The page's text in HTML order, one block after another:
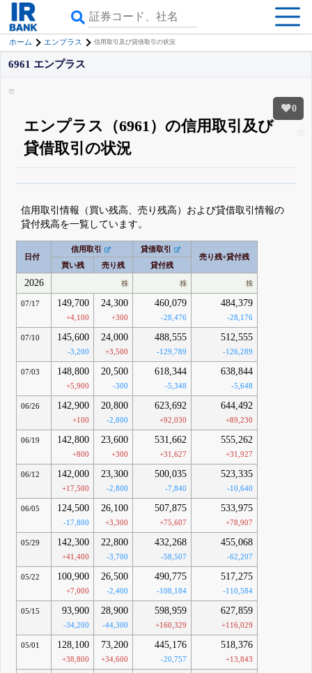
ホーム エンプラス 信用取引及び貸借取引の状況
0
6961 エンプラス
エンプラス（6961）の信用取引及び
貸借取引の状況
見られる
無料でβ版をはじめる
登録すると永久30%OFFと米株版の先行利用も付きます
信用取引情報（買い残高、売り残高）および貸借取引情報の
貸付残高を一覧しています。
日付
信用取引
貸借取引
売り残+貸付残
買い残
売り残 貸付残
2026 株 株 株
07/17 149,700
+4,100
24,300
+300
460,079
-28,476
484,379
-28,176
07/10 145,600
-3,200
24,000
+3,500
488,555
-129,789
512,555
-126,289
07/03 148,800
+5,900
20,500
-300
618,344
-5,348
638,844
-5,648
06/26 142,900
+100
20,800
-2,800
623,692
+92,030
644,492
+89,230
06/19 142,800
+800
23,600
+300
531,662
+31,627
555,262
+31,927
06/12 142,000
+17,500
23,300
-2,800
500,035
-7,840
523,335
-10,640
06/05 124,500
-17,800
26,100
+3,300
507,875
+75,607
533,975
+78,907
05/29 142,300
+41,400
22,800
-3,700
432,268
-58,507
455,068
-62,207
05/22 100,900
+7,000
26,500
-2,400
490,775
-108,184
517,275
-110,584
05/15 93,900
-34,200
28,900
-44,300
598,959
+160,329
627,859
+116,029
05/01 128,100
+38,800
73,200
+34,600
445,176
-20,757
518,376
+13,843